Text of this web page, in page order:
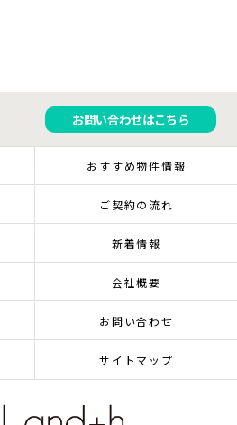
お問い合わせはこちら
おすすめ物件情報
ご契約の流れ
新着情報
会社概要
お問い合わせ
サイトマップ